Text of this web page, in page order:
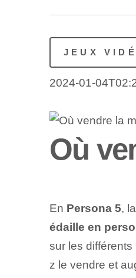
JEUX
2024-01-
Où
En Persona 5,
édaille en
sur les
z le vendre et